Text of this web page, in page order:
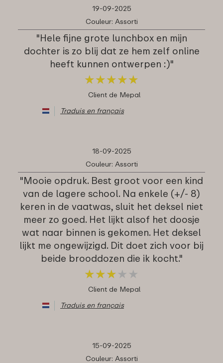
19-09-2025
Couleur: Assorti
"Hele fijne grote lunchbox en mijn
dochter is zo blij dat ze hem zelf online
heeft kunnen ontwerpen :)"
★★★★★
★★★★★
Client de Mepal
Traduis en français
18-09-2025
Couleur: Assorti
"Mooie opdruk. Best groot voor een kind
van de lagere school. Na enkele (+/- 8)
keren in de vaatwas, sluit het deksel niet
meer zo goed. Het lijkt alsof het doosje
wat naar binnen is gekomen. Het deksel
lijkt me ongewijzigd. Dit doet zich voor bij
beide brooddozen die ik kocht."
★★★ ★ ★
★★★ ★ ★
Client de Mepal
Traduis en français
15-09-2025
Couleur: Assorti